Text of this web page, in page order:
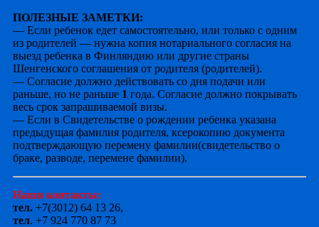
ПОЛЕЗНЫЕ ЗАМЕТКИ:
— Если ребенок едет самостоятельно, или только с одним
из родителей — нужна копия нотариального согласия на
выезд ребенка в Финляндию или другие страны
Шенгенского соглашения от родителя (родителей).
— Согласие должно действовать со дня подачи или
раньше, но не раньше 1 года. Согласие должно покрывать
весь срок запрашиваемой визы.
— Если в Свидетельстве о рождении ребенка указана
предыдущая фамилия родителя, ксерокопию документа
подтверждающую перемену фамилии(свидетельство о
браке, разводе, перемене фамилии).
Наши контакты:
тел.+7(3012) 64 13 26,
тел. +7 924 770 87 73